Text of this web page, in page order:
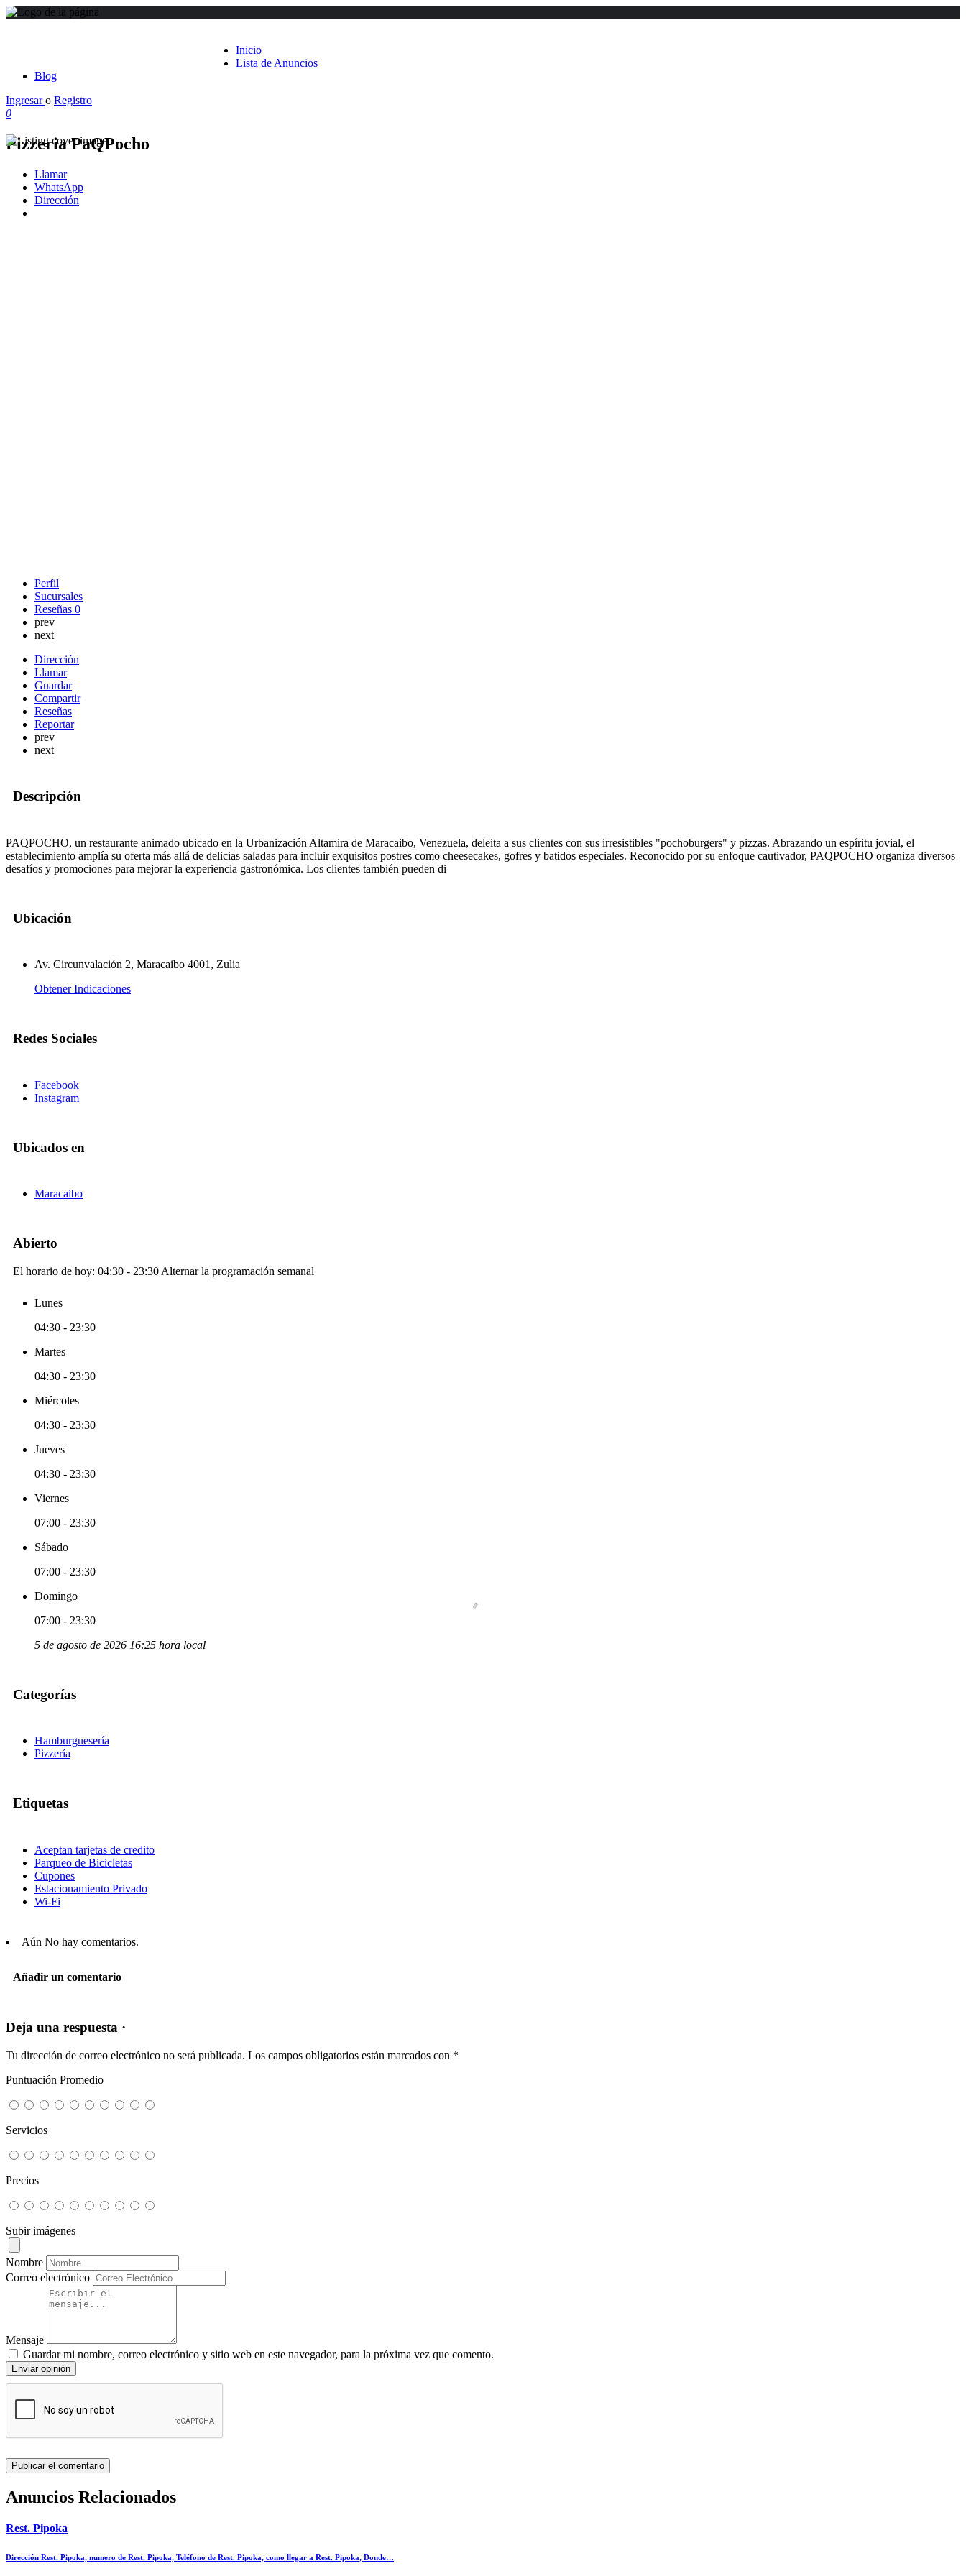
Inicio
Lista de Anuncios
Blog
Ingresaro Registro
0
Pizzeria PaQPocho
Llamar
WhatsApp
Dirección
Perfil
Sucursales
Reseñas 0
prev
next
Dirección
Llamar
Guardar
Compartir
Reseñas
Reportar
prev
next
Descripción
PAQPOCHO, un restaurante animado ubicado en la Urbanización Altamira de Maracaibo, Venezuela, deleita a sus clientes con sus irresistibles "pochoburgers" y pizzas. Abrazando un espíritu jovial, el
establecimiento amplía su oferta más allá de delicias saladas para incluir exquisitos postres como cheesecakes, gofres y batidos especiales. Reconocido por su enfoque cautivador, PAQPOCHO organiza diversos
desafíos y promociones para mejorar la experiencia gastronómica. Los clientes también pueden di
Ubicación
Av. Circunvalación 2, Maracaibo 4001, Zulia
Obtener Indicaciones
Redes Sociales
Facebook
Instagram
Ubicados en
Maracaibo
Abierto
El horario de hoy: 04:30 - 23:30 Alternar la programación semanal
Lunes
04:30 - 23:30
Martes
04:30 - 23:30
Miércoles
04:30 - 23:30
Jueves
04:30 - 23:30
Viernes
07:00 - 23:30
Sábado
07:00 - 23:30
Domingo
07:00 - 23:30
5 de agosto de 2026 16:25 hora local
Categorías
Hamburguesería
Pizzería
Etiquetas
Aceptan tarjetas de credito
Parqueo de Bicicletas
Cupones
Estacionamiento Privado
Wi-Fi
Aún No hay comentarios.
Añadir un comentario
Deja una respuesta ·
Tu dirección de correo electrónico no será publicada. Los campos obligatorios están marcados con *
Puntuación Promedio
Servicios
Precios
Subir imágenes
Nombre
Correo electrónico
Mensaje
Guardar mi nombre, correo electrónico y sitio web en este navegador, para la próxima vez que comento.
Enviar opinión
Anuncios Relacionados
Rest. Pipoka
Dirección Rest. Pipoka, numero de Rest. Pipoka, Teléfono de Rest. Pipoka, como llegar a Rest. Pipoka, Donde…